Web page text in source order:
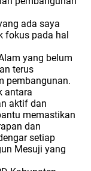
ada saya
fokus pada hal
yang belum
terus
pembangunan.
antara
aktif dan
memastikan
dan
setiap
Mesuji yang